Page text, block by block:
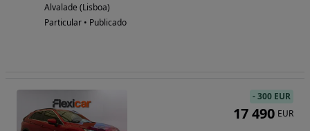
Alvalade (Lisboa)
Particular • Publicado
-300 EUR
17 490 EUR